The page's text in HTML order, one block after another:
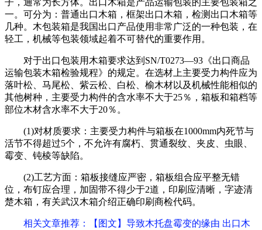
子，通常为长方体。出口木箱是产品运输包装的主要包装箱之
一。可分为：普通出口木箱，框架出口木箱，检测出口木箱等
几种。木包装箱是我国出口产品使用非常广泛的一种包装，在
轻工，机械等包装领域起着不可替代的重要作用。
对于出口包装用木箱要求达到SN/T0273—93《出口商品
运输包装木箱检验规程》的规定。在选材上主要受力构件应为
落叶松、马尾松、紫云松、白松、榆木材以及机械性能相似的
其他树种，主要受力构件的含水率不大于25％，箱板和箱档等
部位木材含水率不大于20％。
(1)对材质要求：主要受力构件与箱板在1000mm内死节与
活节不得超过5个，不允许有腐朽、贯通裂纹、夹皮、虫眼、
霉变、钝棱等缺陷。
(2)工艺方面：箱板接缝应严密，箱板组合应平整无错
位，布钉应合理，加固带不得少于2道，印刷应清晰，字迹清
楚木箱，有关武汉木箱介绍正确印刷商检代码。
相关文章推荐：【图文】导致木托盘霉变的缘由 出口木